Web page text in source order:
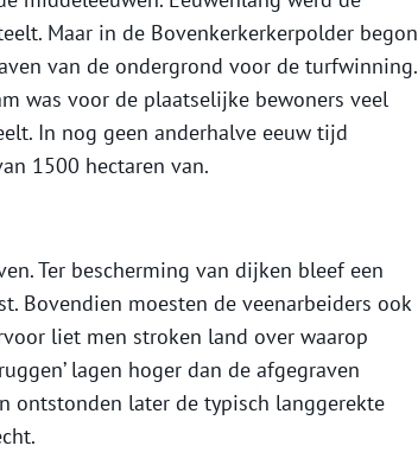
Maar in de Bovenkerkerkerpolder begon
van de ondergrond voor de turfwinning.
was voor de plaatselijke bewoners veel
In nog geen anderhalve eeuw tijd
1500 hectaren van.
Ter bescherming van dijken bleef een
Bovendien moesten de veenarbeiders ook
liet men stroken land over waarop
lagen hoger dan de afgegraven
ontstonden later de typisch langgerekte